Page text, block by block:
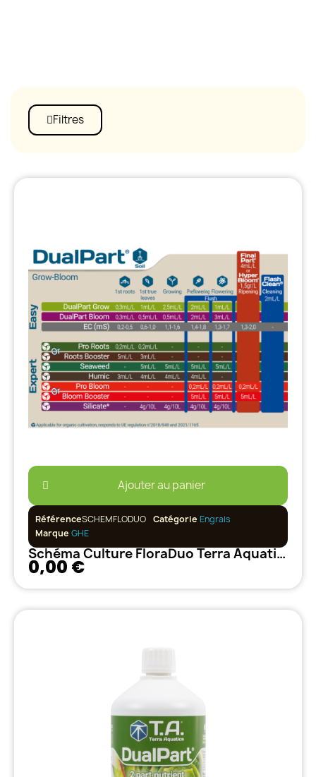
Filtres
Ajouter au panier
RéférenceSCHEMFLODUO Catégorie Engrais
Marque GHE
Schéma Culture FloraDuo Terra Aquatica
0,00 €